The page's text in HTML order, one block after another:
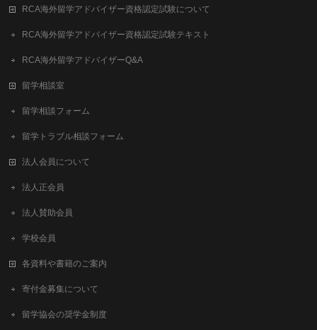
RCA海外留学アドバイザー資格認定試験について
RCA海外留学アドバイザー資格認定試験テキスト
RCA海外留学アドバイザーQ&A
留学相談室
留学相談フォーム
留学トラブル相談フォーム
法人会員について
法人正会員
法人賛助会員
学校会員
各資料や書籍のご案内
寄付金募集について
留学協会の奨学金制度